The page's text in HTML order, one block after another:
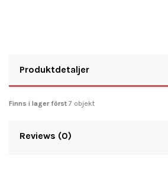
Produktdetaljer
Finns i lager först 7 objekt
Reviews (0)